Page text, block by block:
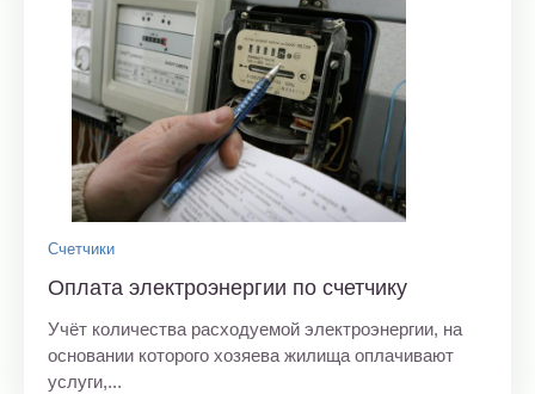
Счетчики
Оплата электроэнергии по счетчику
Учёт количества расходуемой электроэнергии, на
основании которого хозяева жилища оплачивают
услуги,...